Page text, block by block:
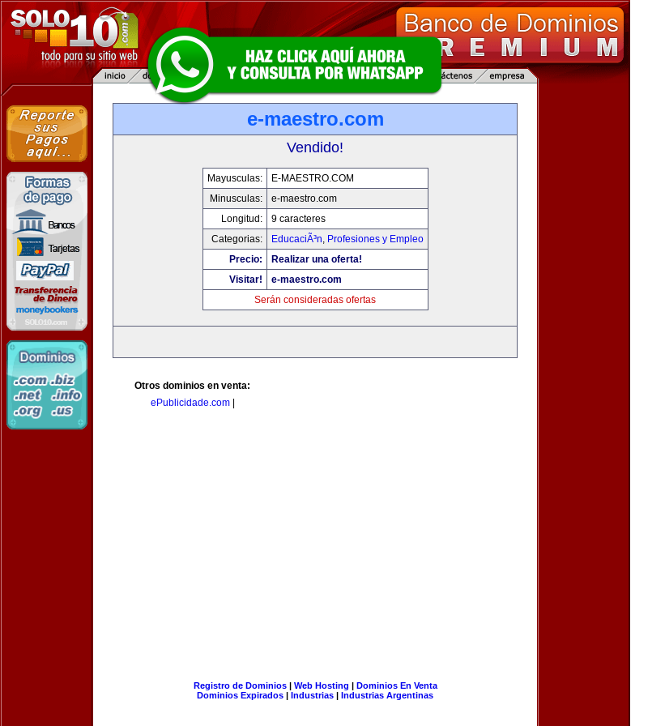
e-maestro.com
Vendido!
Mayusculas:
E-MAESTRO.COM
Minusculas:
e-maestro.com
Longitud:
9 caracteres
Categorias:
EducaciÃ³n, Profesiones y Empleo
Precio:
Realizar una oferta!
Visitar!
e-maestro.com
Serán consideradas ofertas
Otros dominios en venta:
ePublicidade.com|
Registro de Dominios| Web Hosting | Dominios En Venta
Dominios Expirados | Industrias | Industrias Argentinas